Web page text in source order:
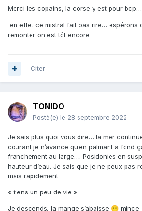
Merci les copains, la corse y est pour bcp…
en effet ce mistral fait pas rire… espérons
remonter on est tôt encore
Citer
TONIDO
Posté(e) le 28 septembre 2022
Je sais plus quoi vous dire… la mer
courant je n’avance qu’en palmant a fond
franchement au large…. Posidonies en
hauteur d’eau. Je sais que je ne peux pas
mais rapidement
« tiens un peu de vie »
Je descends, la mange s’abaisse 😶 mince